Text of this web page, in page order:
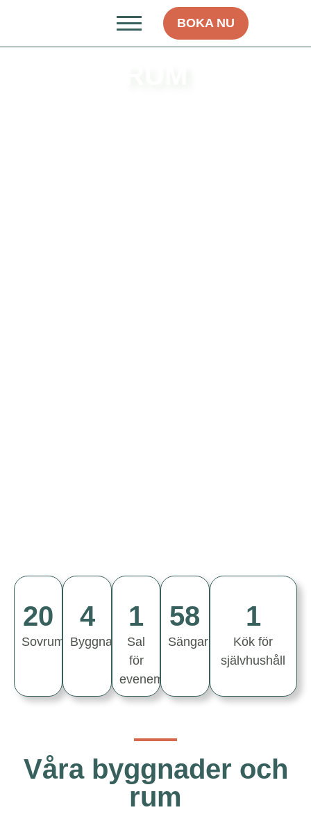
BOKA NU
20
Sovrum
4
Byggnader
1
Sal
för
evenemang
58
Sängar
1
Kök för
självhushåll
Våra byggnader och
rum